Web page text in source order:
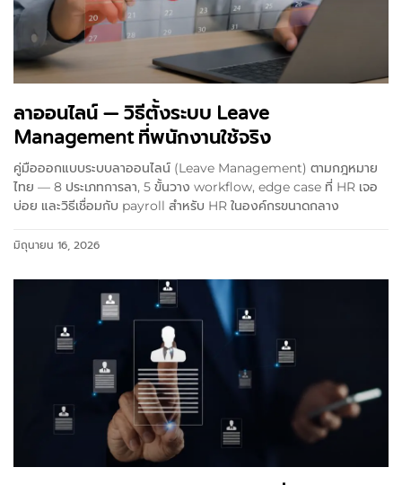
ลาออนไลน์ — วิธีตั้งระบบ Leave
Management ที่พนักงานใช้จริง
คู่มือออกแบบระบบลาออนไลน์ (Leave Management) ตามกฎหมาย
ไทย — 8 ประเภทการลา, 5 ขั้นวาง workflow, edge case ที่ HR เจอ
บ่อย และวิธีเชื่อมกับ payroll สำหรับ HR ในองค์กรขนาดกลาง
มิถุนายน 16, 2026